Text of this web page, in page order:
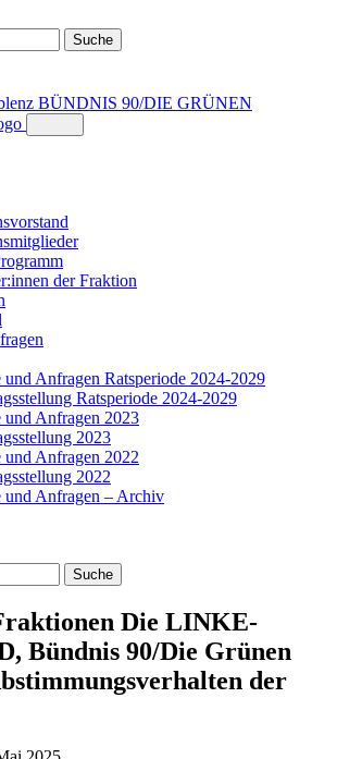
BÜNDNIS 90/DIE GRÜNEN
der Fraktion
und Anfragen Ratsperiode 2024-2029
Ratsperiode 2024-2029
und Anfragen 2023
2023
und Anfragen 2022
2022
und Anfragen – Archiv
Die LINKE-
Bündnis 90/Die Grünen
der